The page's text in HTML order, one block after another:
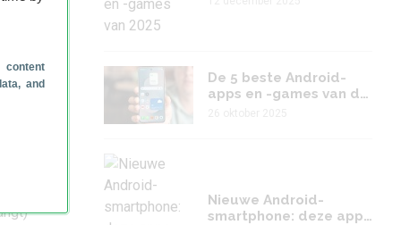
and
op
De 5 beste Android-
apps en -games van de
Nieuwe Android-
smartphone: deze apps